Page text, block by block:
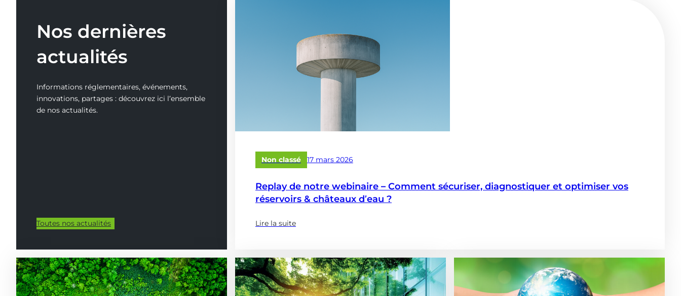
Nos dernières
actualités
Informations réglementaires, événements,
innovations, partages : découvrez ici l‘ensemble
de nos actualités.
Toutes nos actualités
Non classé
Publié
le
17 mars 2026
Replay de notre webinaire – Comment sécuriser, diagnostiquer et optimiser vos
réservoirs & châteaux d’eau ?
Lire la suite
(à
:
Replay
de